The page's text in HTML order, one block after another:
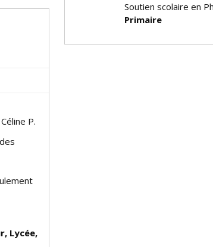
Soutien scolaire en
Primaire
P.
Lycée,